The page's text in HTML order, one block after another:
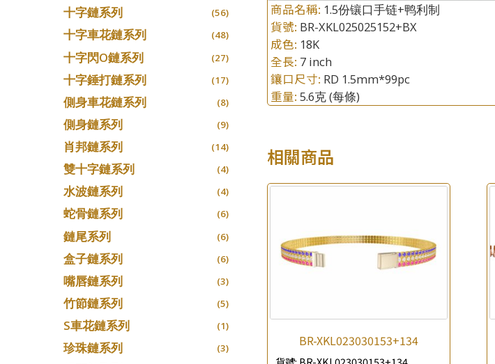
*你的名字
公司名稱
*聯絡電話
商品名稱: 1.5份镶口手链+鸭利制
貨號: BR-XKL025025152+BX
成色: 18K
全長: 7 inch
鑲口尺寸: RD 1.5mm*99pc
重量: 5.6克(每條)
相關商品
BR-XKL023030153+134
十字鏈系列 (56)
十字車花鏈系列 (48)
十字閃O鏈系列 (27)
十字錘打鏈系列 (17)
側身車花鏈系列 (8)
側身鏈系列 (9)
肖邦鏈系列 (14)
雙十字鏈系列 (4)
水波鏈系列 (4)
蛇骨鏈系列 (6)
鏈尾系列 (6)
盒子鏈系列 (6)
嘴唇鏈系列 (3)
竹節鏈系列 (5)
S車花鏈系列 (1)
珍珠鏈系列 (3)